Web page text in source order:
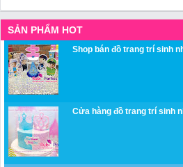
SẢN PHẨM HOT
Shop bán đồ trang trí sinh
Cửa hàng đồ trang trí sinh